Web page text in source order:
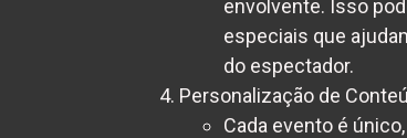
envolvente. Isso
especiais que
do espectador.
Personalização de
Cada evento é